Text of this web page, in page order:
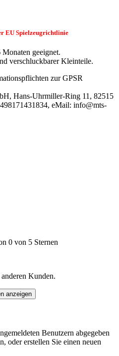
EU Spielzeugrichtlinie
geeignet.
verschluckbarer Kleinteile.
zur GPSR
Hans-Uhrmiller-Ring 11, 82515
eMail: info@mts-
0 von 5 Sternen
Kunden.
anzeigen
Benutzern abgegeben
oder erstellen Sie einen neuen